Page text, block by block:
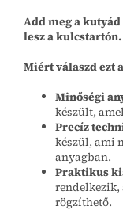
Add meg a
lesz a kulcstartón.
Miért válaszd ezt
Minőségi
készült,
Precíz
készül, ami
anyagban.
Praktikus
rendelkezik,
rögzíthető.